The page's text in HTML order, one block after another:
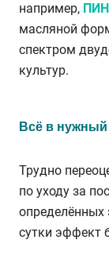
например,
масляной
спектром
культур.
Всё в
Трудно
по уходу за
определённых
сутки эффект